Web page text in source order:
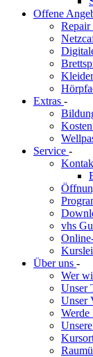
Offene
Repair
Extras -
Service -
vhs
Über uns -
Wer
Unser
Unser